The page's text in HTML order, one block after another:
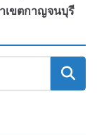
เขตกาญจนบุรี